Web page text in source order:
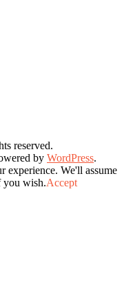
reserved.
by WordPress.
experience. We'll assume
you wish.Accept